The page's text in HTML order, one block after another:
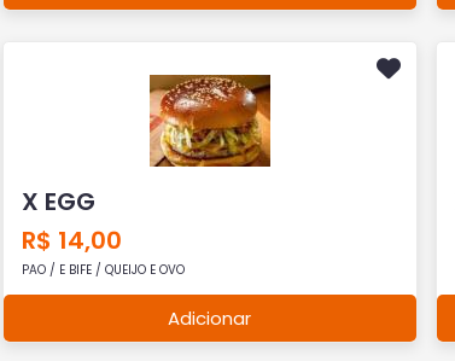
X EGG
R$ 14,00
PAO / E BIFE / QUEIJO E OVO
Adicionar